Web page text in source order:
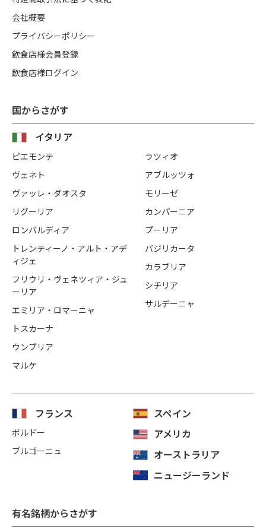
国からさがす
イタリア
ピエモンテ
ヴェネト
ヴァッレ・ダオスタ
リグーリア
ロンバルディア
トレンティーノ・アルト・アデ
ィジェ
フリウリ・ヴェネツィア・ジュ
ーリア
エミリア・ロマーニャ
トスカーナ
ウンブリア
マルケ
ラツィオ
アブルッツォ
モリーゼ
カンパーニア
プーリア
バジリカータ
カラブリア
シチリア
サルデーニャ
フランス
ボルドー
ブルゴーニュ
スペイン
アメリカ
オーストラリア
ニュージーランド
有名銘柄からさがす
会社概要
プライバシーポリシー
飲食店様会員登録
飲食店様ログイン